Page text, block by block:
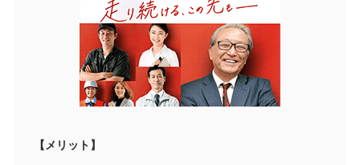
【メリット】